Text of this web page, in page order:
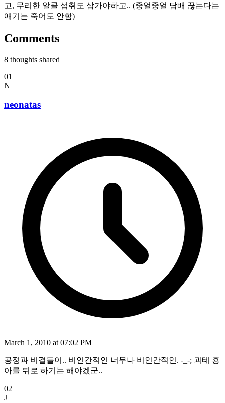
고, 무리한 알콜 섭취도 삼가야하고.. (중얼중얼 담배 끊는다는
얘기는 죽어도 안함)
Comments
8 thoughts shared
01
N
neonatas
March 1, 2010 at 07:02 PM
공정과 비결들이.. 비인간적인 너무나 비인간적인. -_-; 괴테 횽
아를 뒤로 하기는 해야겠군..
02
J